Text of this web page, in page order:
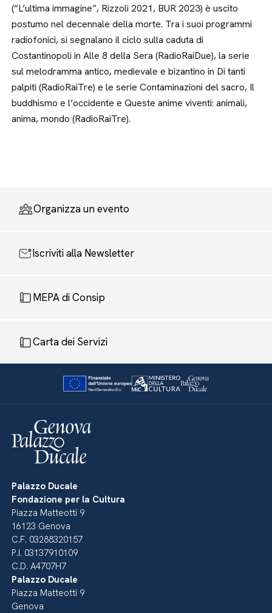
(“L’ultima immagine”, Rizzoli 2021, BUR 2023) è uscito
postumo nel decennale della morte. Tra i suoi programmi
radiofonici, si segnalano il ciclo sulla caduta di
Costantinopoli in Alle 8 della Sera (RadioRaiDue), la serie
sul melodramma antico, medievale e bizantino in Di tanti
palpiti (RadioRaiTre) e le serie Contaminazioni del sacro, Il
buddhismo e l’occidente e Queste anime viventi: animali,
anima, mondo (RadioRaiTre).
Organizza un evento
Iscriviti alla Newsletter
MEPA di Consip
Carta dei Servizi
Palazzo Ducale
Fondazione per la Cultura
Piazza Matteotti 9
16123 Genova
C.F. 03288320157
P.I. 03137910109
C.D. A4707H7
Palazzo Ducale
Piazza Matteotti 9
Genova